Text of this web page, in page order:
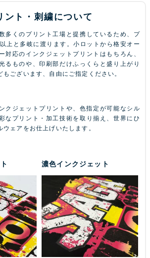
ント・刺繍について
多くのプリント工場と提携しているため、プ
上と多岐に渡ります。小ロットから格安オー
対応のインクジェットプリントはもちろん、
るものや、印刷部だけふっくらと盛り上がり
ございます、自由にご指定ください。
クジェットプリントや、色指定が可能なシル
なプリント・加工技術を取り揃え、世界にひ
ェアをお仕上げいたします。
濃色インクジェット